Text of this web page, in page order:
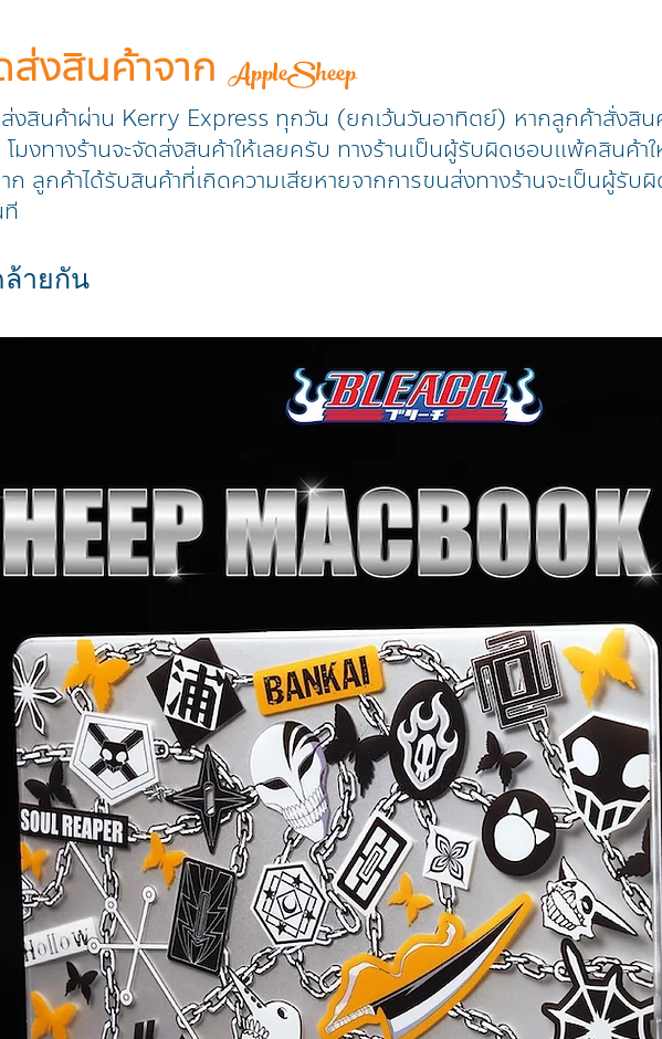
ส่งสินค้าจาก AppleSheep
งสินค้าผ่าน Kerry Express ทุกวัน (ยกเว้นวันอาทิตย์) หากลูกค้าสั่งสิน
โมงทางร้านจะจัดส่งสินค้าให้เลยครับ ทางร้านเป็นผู้รับผิดชอบแพ้คสินค้า
ลูกค้าได้รับสินค้าที่เกิดความเสียหายจากการขนส่งทางร้านจะเป็นผู้รับ
ายกัน